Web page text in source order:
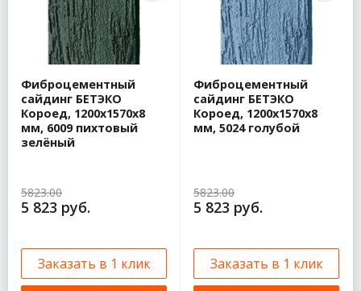
Фиброцементный
сайдинг БЕТЭКО
Короед, 1200х1570х8
мм, 6009 пихтовый
зелёный
5823.00
5 823 руб.
Заказать в 1 клик
Фиброцементный
сайдинг БЕТЭКО
Короед, 1200х1570х8
мм, 5024 голубой
5823.00
5 823 руб.
Заказать в 1 клик